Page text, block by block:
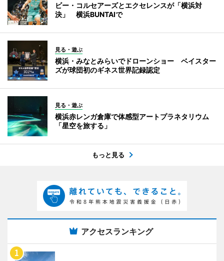
ビー・コルセアーズとエクセレンスが「横浜対
決」 横浜BUNTAIで
見る・遊ぶ
横浜・みなとみらいでドローンショー ベイスター
ズが球団初のギネス世界記録認定
見る・遊ぶ
横浜赤レンガ倉庫で体感型アートプラネタリウム
「星空を旅する」
もっと見る
アクセスランキング